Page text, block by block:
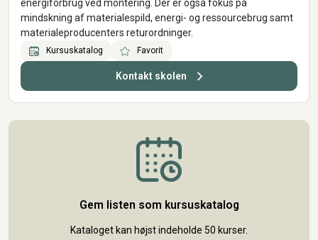
energiforbrug ved montering. Der er også fokus på
mindskning af materialespild, energi- og ressourcebrug samt
materialeproducenters returordninger.
Kursuskatalog Favorit
Kontakt skolen
Gem listen som kursuskatalog
Kataloget kan højst indeholde 50 kurser.